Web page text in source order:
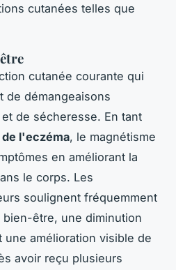
cutanées telles que
cutanée courante qui
de démangeaisons
de sécheresse. En tant
l'eczéma, le magnétisme
en améliorant la
le corps. Les
soulignent fréquemment
être, une diminution
une amélioration visible de
avoir reçu plusieurs